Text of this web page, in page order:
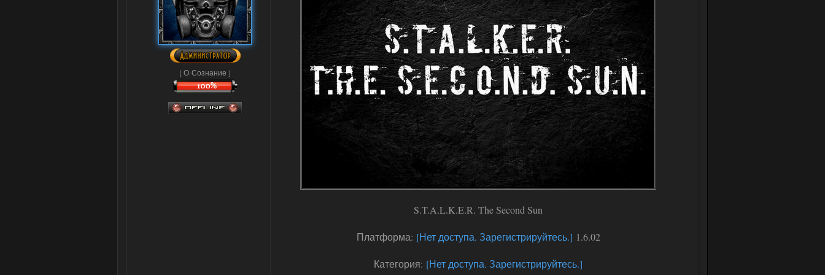
[ О-Сознание ]
S.T.A.L.K.E.R. The Second Sun
Платформа: [Нет доступа. Зарегистрируйтесь.] 1.6.02
Категория: [Нет доступа. Зарегистрируйтесь.]